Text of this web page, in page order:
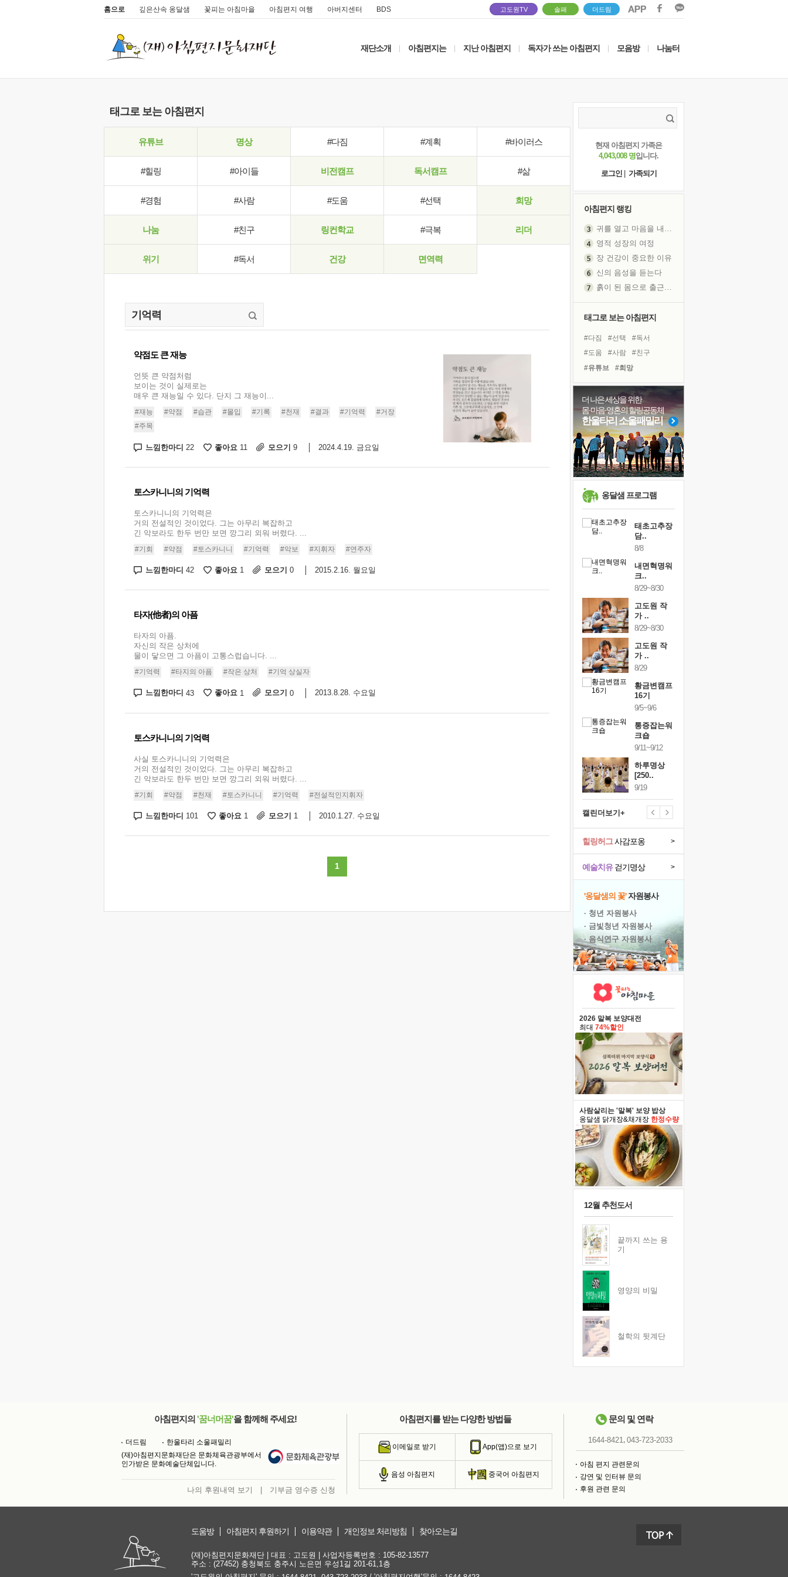
홈으로 깊은산속 옹달샘 꽃피는 아침마을 아침편지 여행 아버지센터 BDS 고도원TV 솔패 더드림
재단소개 아침편지는 지난 아침편지 독자가 쓰는 아침편지 모음방 나눔터
태그로 보는 아침편지
유튜브 명상 #다짐 #계획 #바이러스
#힐링 #아이들 비전캠프 독서캠프 #삶
#경험 #사람 #도움 #선택 희망
나눔 #친구 링컨학교 #극복 리더
위기 #독서 건강 면역력
약점도 큰 재능
언뜻 큰 약점처럼
보이는 것이 실제로는
매우 큰 재능일 수 있다. 단지 그 재능이...
#재능 #약점 #습관 #몰입 #기록 #천재 #결과 #기억력
#거장
#주목
느낌한마디 22 좋아요 11 모으기 9 2024.4.19. 금요일
토스카니니의 기억력
토스카니니의 기억력은
거의 전설적인 것이었다. 그는 아무리 복잡하고
긴 악보라도 한두 번만 보면 깡그리 외워 버렸다. ...
#기회 #약점 #토스카니니 #기억력 #악보 #지휘자 #연주자
느낌한마디 42 좋아요 1 모으기 0 2015.2.16. 월요일
타자(他者)의 아픔
타자의 아픔.
자신의 작은 상처에
물이 닿으면 그 아픔이 고통스럽습니다. ...
#기억력 #타지의 아픔 #작은 상처 #기억 상실자
느낌한마디 43 좋아요 1 모으기 0 2013.8.28. 수요일
토스카니니의 기억력
사실 토스카니니의 기억력은
거의 전설적인 것이었다. 그는 아무리 복잡하고
긴 악보라도 한두 번만 보면 깡그리 외워 버렸다. ...
#기회 #약점 #천재 #토스카니니 #기억력 #전설적인지휘자
느낌한마디 101 좋아요 1 모으기 1 2010.1.27. 수요일
1
현재 아침편지 가족은
4,043,008 명입니다.
로그인
가족되기
아침편지 랭킹
귀를 열고 마음을 내어주고
영적 성장의 여정
장 건강이 중요한 이유
신의 음성을 듣는다
흙이 된 몸으로 출근하는 여자
졸업식 사진을 보며
아픈 아버지를 위한 공간 설계
극심한 변비, 어깨결림, 수면 장애
보고 싶은 어머니
유년 시절의 부산 영도 바다
못된 꼰대들
거울 속의 나
희망이란
'모른다'는 것
태그로 보는 아침편지
#다짐 #선택
#독서
#도움
#사람
#친구
#유튜브
#희망
#독서캠프
#아이들
#비전캠프
#리더
#계획
#경험
#나눔
#힐링
#위기
#건강
#면역력
#삶
#바이러스
더 나은 세상을 위한
몸·마음·영혼의 힐링공동체
한울타리 소울패밀리
옹달샘 프로그램
10/9~10/10
태초고추장
담..
8/8
내면혁명워
크..
8/29~8/30
고도원 작
가 ..
8/29~8/30
고도원 작
가 ..
8/29
황금변캠프
16기
9/5~9/6
통증잡는워
크숍
9/11~9/12
하루명상
[250..
9/19
캘린더보기+
예술치유걷기명상 >
힐링허그사감포옹 >
'옹달샘의 꽃'자원봉사
· 청년 자원봉사
· 금빛청년 자원봉사
· 음식연구 자원봉사
2026 말복 보양대전
최대 74%할인
사람살리는 '말복' 보양 밥상
옹달샘 닭개장&채개장 한정수량
12월 추천도서
끝까지 쓰는 용
기
영양의 비밀
철학의 뒷계단
아침편지의 '꿈너머꿈'을 함께해 주세요!
더드림
한울타리 소울패밀리
(재)아침편지문화재단은 문화체육관광부에서
인가받은 문화예술단체입니다.
나의 후원내역 보기 기부금 영수증 신청
아침편지를 받는 다양한 방법들
이메일로 받기 App(앱)으로 보기
음성 아침편지 중국어 아침편지
문의 및 연락
1644-8421, 043-723-2033
아침 편지 관련문의
강연 및 인터뷰 문의
후원 관련 문의
도움방 아침편지 후원하기 이용약관 개인정보 처리방침 찾아오는길
(재)아침편지문화재단 | 대표 : 고도원 | 사업자등록번호 : 105-82-13577
주소 : (27452) 충청북도 충주시 노은면 우성1길 201-61,1층